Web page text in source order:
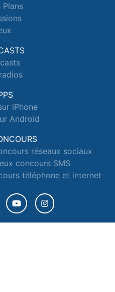
Plans
iPhone
Android
réseaux sociaux
concours SMS
téléphone et internet